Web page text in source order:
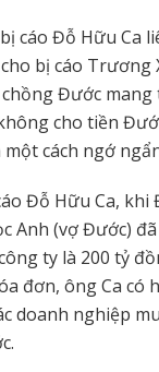
cáo Đỗ Hữu Ca
bị cáo Trương
Đước mang
cho tiền
cách ngớ
Đỗ Hữu Ca,
Anh (vợ Đước)
ty là 200 tỷ
đơn, ông Ca
doanh nghiệp